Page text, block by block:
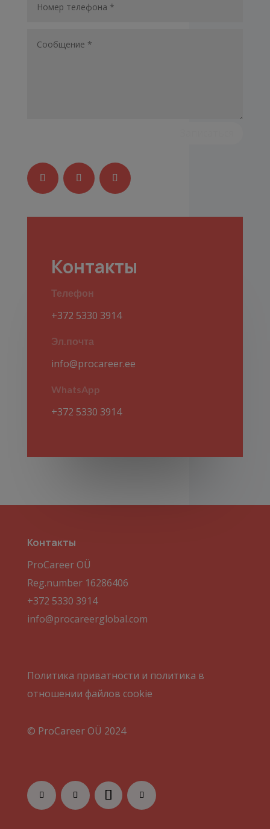
Контакты
Телефон
+372 5330 3914
Эл.почта
info@procareer.ee
WhatsApp
+372 5330 3914
Контакты
ProCareer OÜ
Reg.number 16286406
+372 5330 3914
info@procareerglobal.com
Политика приватности и политика в
отношении файлов cookie
© ProCareer OÜ 2024